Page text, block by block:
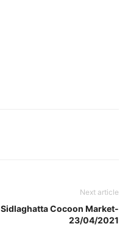
Next article
Sidlaghatta Cocoon Market-
23/04/2021